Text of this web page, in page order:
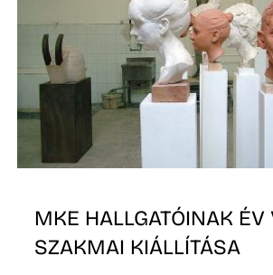
MKE HALLGATÓINAK ÉV
SZAKMAI KIÁLLÍTÁSA